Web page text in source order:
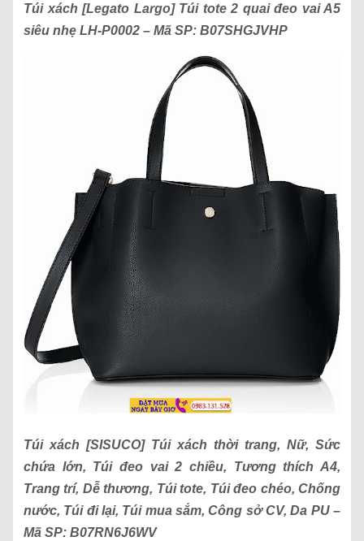
Túi xách [Legato Largo] Túi tote 2 quai đeo vai A5
siêu nhẹ LH-P0002 – Mã SP: B07SHGJVHP
Túi xách [SISUCO] Túi xách thời trang, Nữ, Sức
chứa lớn, Túi đeo vai 2 chiều, Tương thích A4,
Trang trí, Dễ thương, Túi tote, Túi đeo chéo, Chống
nước, Túi đi lại, Túi mua sắm, Công sở CV, Da PU–
Mã SP: B07RN6J6WV